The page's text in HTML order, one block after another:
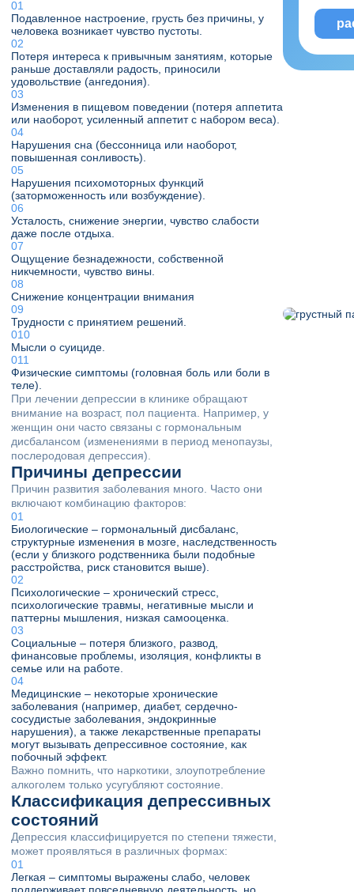
Подавленное настроение, грусть без причины, у
человека возникает чувство пустоты.
Потеря интереса к привычным занятиям, которые
раньше доставляли радость, приносили
удовольствие (ангедония).
Изменения в пищевом поведении (потеря аппетита
или наоборот, усиленный аппетит с набором веса).
Нарушения сна (бессонница или наоборот,
повышенная сонливость).
Нарушения психомоторных функций
(заторможенность или возбуждение).
Усталость, снижение энергии, чувство слабости
даже после отдыха.
Ощущение безнадежности, собственной
никчемности, чувство вины.
Снижение концентрации внимания
Трудности с принятием решений.
Мысли о суициде.
Физические симптомы (головная боль или боли в
теле).
При лечении депрессии в клинике обращают
внимание на возраст, пол пациента. Например, у
женщин они часто связаны с гормональным
дисбалансом (изменениями в период менопаузы,
послеродовая депрессия).
Причины депрессии
Причин развития заболевания много. Часто они
включают комбинацию факторов:
Биологические – гормональный дисбаланс,
структурные изменения в мозге, наследственность
(если у близкого родственника были подобные
расстройства, риск становится выше).
Психологические – хронический стресс,
психологические травмы, негативные мысли и
паттерны мышления, низкая самооценка.
Социальные – потеря близкого, развод,
финансовые проблемы, изоляция, конфликты в
семье или на работе.
Медицинские – некоторые хронические
заболевания (например, диабет, сердечно-
сосудистые заболевания, эндокринные
нарушения), а также лекарственные препараты
могут вызывать депрессивное состояние, как
побочный эффект.
Важно помнить, что наркотики, злоупотребление
алкоголем только усугубляют состояние.
Классификация депрессивных
состояний
Депрессия классифицируется по степени тяжести,
может проявляться в различных формах:
Легкая – симптомы выражены слабо, человек